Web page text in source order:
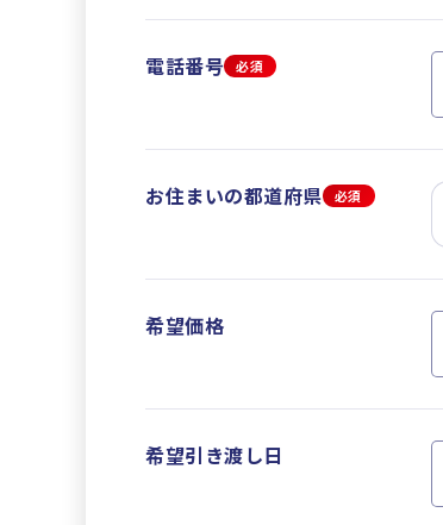
電話番号 必須
お住まいの都道府県 必須
希望価格
希望引き渡し日